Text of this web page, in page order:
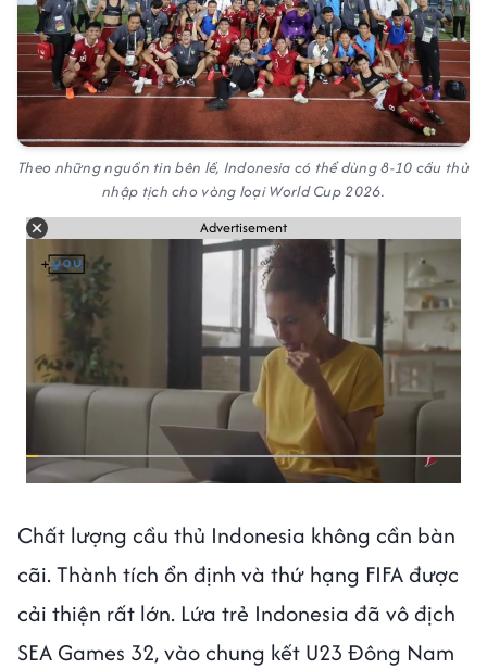
Theo những nguồn tin bên lề, Indonesia có thể dùng 8-10 cầu thủ
nhập tịch cho vòng loại World Cup 2026.
Advertisement
Chất lượng cầu thủ Indonesia không cần bàn
cãi. Thành tích ổn định và thứ hạng FIFA được
cải thiện rất lớn. Lứa trẻ Indonesia đã vô địch
SEA Games 32, vào chung kết U23 Đông Nam